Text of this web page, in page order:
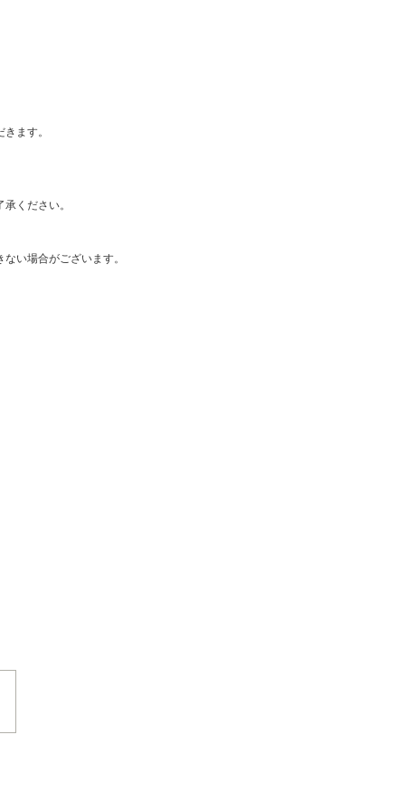
ます。
ください。
い場合がございます。